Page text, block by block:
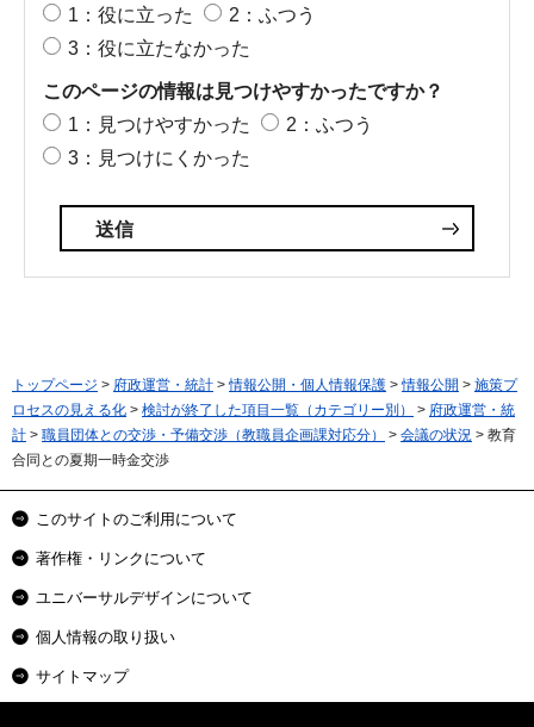
1：役に立った
2：ふつう
3：役に立たなかった
このページの情報は見つけやすかったですか？
1：見つけやすかった
2：ふつう
3：見つけにくかった
トップページ > 府政運営・統計 >情報公開・個人情報保護 >情報公開 > 施策プ
ロセスの見える化 > 検討が終了した項目一覧（カテゴリー別） > 府政運営・統
計 > 職員団体との交渉・予備交渉（教職員企画課対応分） > 会議の状況 > 教育
合同との夏期一時金交渉
このサイトのご利用について
著作権・リンクについて
ユニバーサルデザインについて
個人情報の取り扱い
サイトマップ